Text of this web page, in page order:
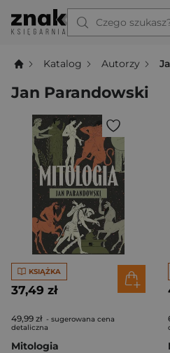
Czego
Katalog Autorzy
Jan Parandowski
KSIĄŻKA
37,49 zł
49,99 zł - sugerowana cena
detaliczna
Mitologia